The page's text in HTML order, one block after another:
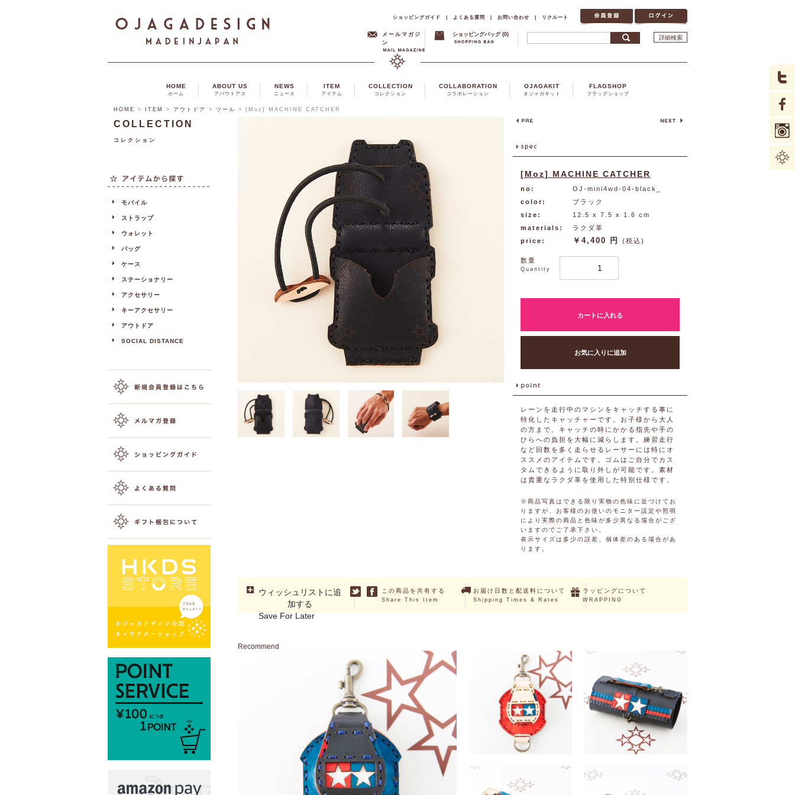
ショッピングガイド | よくある質問 | お問い合わせ | リクルート
メールマガジ
ン
ショッピングバッグ (0) 詳細検索
HOME
ホーム
ABOUT US
アバウトアス
NEWS
ニュース
ITEM
アイテム
COLLECTION
コレクション
COLLABORATION
コラボレーション
OJAGAKIT
オジャガキット
FLAGSHOP
フラッグショップ
HOME > ITEM > アウトドア > ツール > [Moz] MACHINE CATCHER
[Moz] MACHINE CATCHER
no:
OJ-mini4wd-04-black_
color:
ブラック
size:
12.5 x 7.5 x 1.6 cm
materials:
ラクダ革
price:
￥4,400 円 (税込)
数量
Quantity
カートに入れる
お気に入りに追加
レーンを走行中のマシンをキャッチする事に
特化したキャッチャーです。お子様から大人
の方まで、キャッチの時にかかる指先や手の
ひらへの負担を大幅に減らします。練習走行
など回数を多く走らせるレーサーには特にオ
ススメのアイテムです。ゴムはご自分でカス
タムできるように取り外しが可能です。素材
は貴重なラクダ革を使用した特別仕様です。
※商品写真はできる限り実物の色味に近づけてお
りますが、お客様のお使いのモニター設定や照明
により実際の商品と色味が多少異なる場合がござ
いますのでご了承下さい。
表示サイズは多少の誤差、個体差のある場合があ
ります。
ウィッシュリストに追
加する
Save For Later
この商品を共有する
Share This Item
お届け日数と配送料について
Shipping Times & Rates
ラッピングについて
WRAPPING
Recommend
￥4,400 （税込）
COLLECTION
コレクション
モバイル
ストラップ
ウォレット
バッグ
ケース
ステーショナリー
アクセサリー
キーアクセサリー
アウトドア
SOCIAL DISTANCE